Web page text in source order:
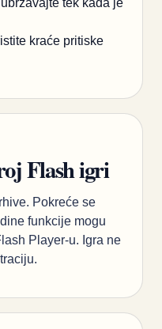
kraće pritiske
Flash igri
Pokreće se
funkcije mogu
Player-u. Igra ne